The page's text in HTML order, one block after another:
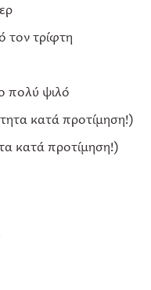
τον τρίφτη
πολύ ψιλό
κατά προτίμηση!)
κατά προτίμηση!)